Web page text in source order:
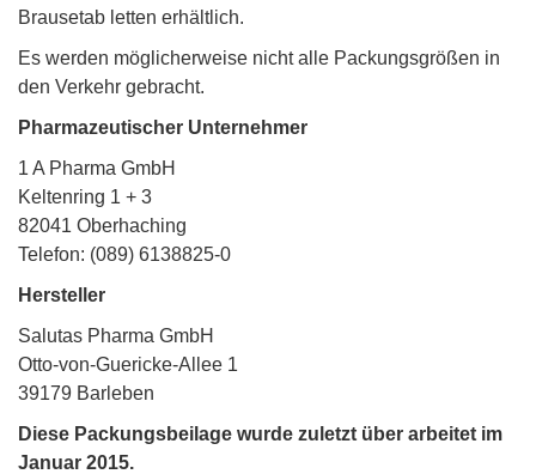
Brausetab letten erhältlich.
Es werden möglicherweise nicht alle Packungsgrößen in
den Verkehr gebracht.
Pharmazeutischer Unternehmer
1 A Pharma GmbH
Keltenring 1 + 3
82041 Oberhaching
Telefon: (089) 6138825-0
Hersteller
Salutas Pharma GmbH
Otto-von-Guericke-Allee 1
39179 Barleben
Diese Packungsbeilage wurde zuletzt über arbeitet im
Januar 2015.